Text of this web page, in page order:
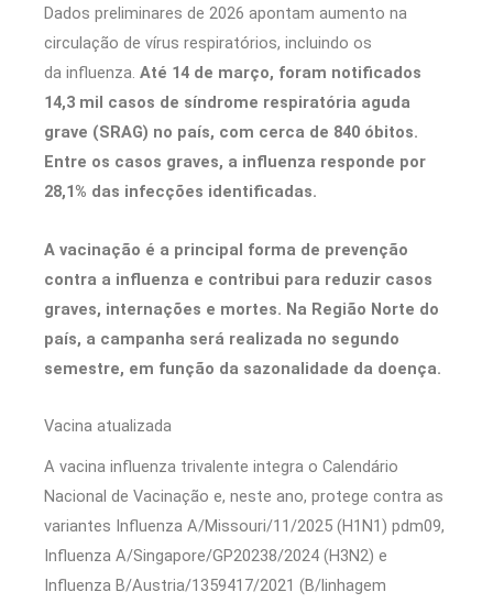
Dados preliminares de 2026 apontam aumento na
circulação de vírus respiratórios, incluindo os
da influenza. Até 14 de março, foram notificados
14,3 mil casos de síndrome respiratória aguda
grave (SRAG) no país, com cerca de 840 óbitos.
Entre os casos graves, a influenza responde por
28,1% das infecções identificadas.
A vacinação é a principal forma de prevenção
contra a influenza e contribui para reduzir casos
graves, internações e mortes. Na Região Norte do
país, a campanha será realizada no segundo
semestre, em função da sazonalidade da doença.
Vacina atualizada
A vacina influenza trivalente integra o Calendário
Nacional de Vacinação e, neste ano, protege contra as
variantes Influenza A/Missouri/11/2025 (H1N1) pdm09,
Influenza A/Singapore/GP20238/2024 (H3N2) e
Influenza B/Austria/1359417/2021 (B/linhagem